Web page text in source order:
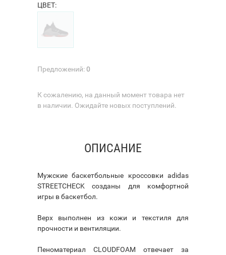
ЦВЕТ:
Предложений:0
К сожалению, на данный момент товара нет
в наличии. Ожидайте новых поступлений.
ОПИСАНИЕ
Мужские баскетбольные кроссовки adidas
STREETCHECK созданы для комфортной
игры в баскетбол.
Верх выполнен из кожи и текстиля для
прочности и вентиляции.
Пеноматериал CLOUDFOAM отвечает за